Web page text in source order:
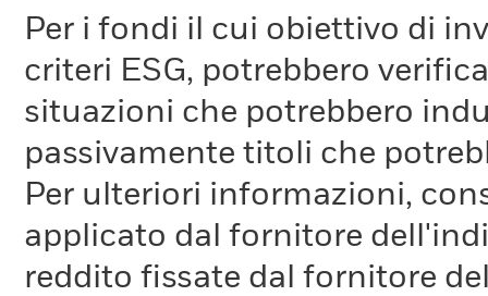
Per i fondi il cui obiettivo di
criteri ESG, potrebbero
situazioni che potrebbero
passivamente titoli che
Per ulteriori informazioni,
applicato dal fornitore
reddito fissate dal fornitore